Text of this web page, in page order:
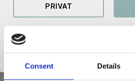
Consent Details
Produktblad lastramp SRF
PRIVAT